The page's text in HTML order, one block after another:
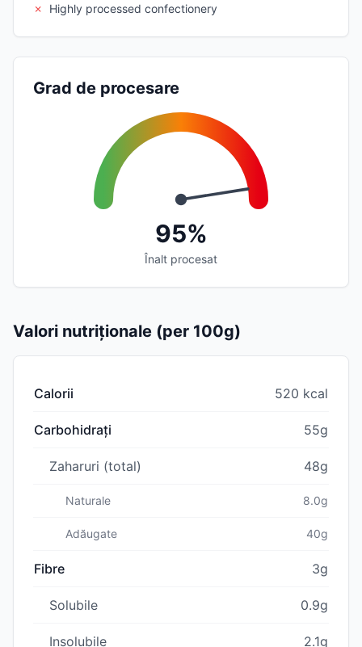
✗
Highly processed confectionery
Grad de procesare
95%
Înalt procesat
Valori nutriționale (per 100g)
Calorii 520 kcal
Carbohidrați 55g
Zaharuri (total) 48g
Naturale 8.0g
Adăugate 40g
Fibre 3g
Solubile 0.9g
Insolubile 2.1g